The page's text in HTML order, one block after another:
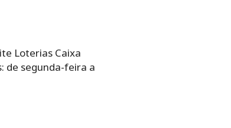
Loterias Caixa
de‌ ‌segunda-feira‌ ‌a‌